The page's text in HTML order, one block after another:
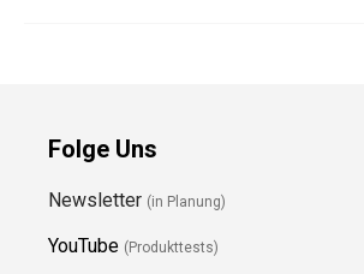
Folge Uns
Newsletter (in Planung)
YouTube (Produkttests)